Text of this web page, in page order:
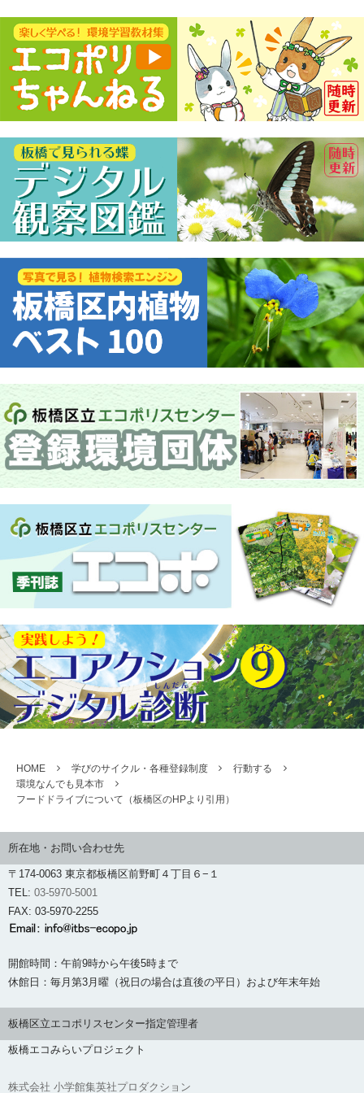
HOME 学びのサイクル・各種登録制度
行動する
環境なんでも見本市
フードドライブについて（板橋区のHPより引用）
所在地・お問い合わせ先
〒174-0063 東京都板橋区前野町４丁目６−１
TEL: 03-5970-5001
FAX: 03-5970-2255
開館時間：午前9時から午後5時まで
休館日：毎月第3月曜（祝日の場合は直後の平日）および年末年始
板橋区立エコポリスセンター指定管理者
板橋エコみらいプロジェクト
株式会社 小学館集英社プロダクション